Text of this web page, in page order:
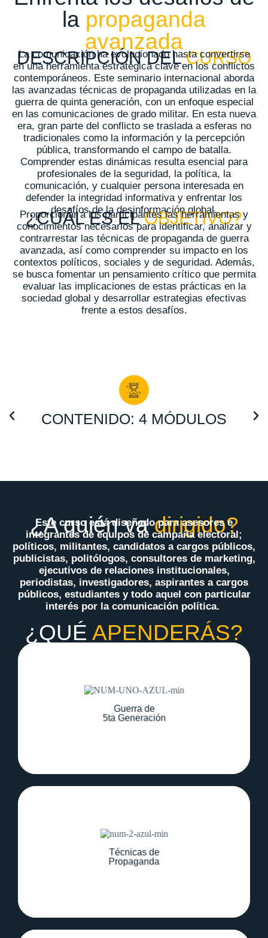
la propaganda
avanzada
DESCRIPCIÓN DELCURSO
La comunicación ha evolucionado hasta convertirse
en una herramienta estratégica clave en los conflictos
contemporáneos. Este seminario internacional aborda
las avanzadas técnicas de propaganda utilizadas en la
guerra de quinta generación, con un enfoque especial
en las comunicaciones de grado militar. En esta nueva
era, gran parte del conflicto se traslada a esferas no
tradicionales como la información y la percepción
pública, transformando el campo de batalla.
Comprender estas dinámicas resulta esencial para
profesionales de la seguridad, la política, la
comunicación, y cualquier persona interesada en
defender la integridad informativa y enfrentar los
desafíos de la desinformación global.
¿CUÁL ES ELOBJETIVO?
Proporcionar a los participantes las herramientas y
conocimientos necesarios para identificar, analizar y
contrarrestar las técnicas de propaganda de guerra
avanzada, así como comprender su impacto en los
contextos políticos, sociales y de seguridad. Además,
se busca fomentar un pensamiento crítico que permita
evaluar las implicaciones de estas prácticas en la
sociedad global y desarrollar estrategias efectivas
frente a estos desafíos.
CONTENIDO: 4 MÓDULOS
¿A quién vadirigido?
Este curso está diseñado para asesores e
integrantes de equipos de campaña electoral;
políticos, militantes, candidatos a cargos públicos,
publicistas, politólogos, consultores de marketing,
ejecutivos de relaciones institucionales,
periodistas, investigadores, aspirantes a cargos
públicos, estudiantes y todo aquel con particular
interés por la comunicación política.
¿QUÉ APENDERÁS?
Guerra de
5ta Generación
Analizar cómo las operaciones de
información y comunicación han
transformado los conflictos modernos.
Técnicas de
Propaganda
Reconocer las estrategias utilizadas en
campañas de desinformación y
manipulación a nivel global.